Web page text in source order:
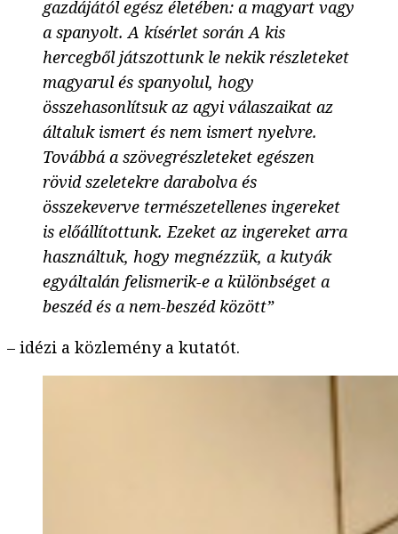
gazdájától egész életében: a magyart vagy
a spanyolt. A kísérlet során A kis
hercegből játszottunk le nekik részleteket
magyarul és spanyolul, hogy
összehasonlítsuk az agyi válaszaikat az
általuk ismert és nem ismert nyelvre.
Továbbá a szövegrészleteket egészen
rövid szeletekre darabolva és
összekeverve természetellenes ingereket
is előállítottunk. Ezeket az ingereket arra
használtuk, hogy megnézzük, a kutyák
egyáltalán felismerik-e a különbséget a
beszéd és a nem-beszéd között”
– idézi a közlemény a kutatót.